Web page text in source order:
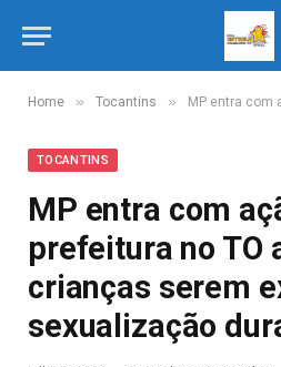
Home » Tocantins » MP entra com ação contra
TOCANTINS
MP entra com
prefeitura no TO
crianças serem
sexualização